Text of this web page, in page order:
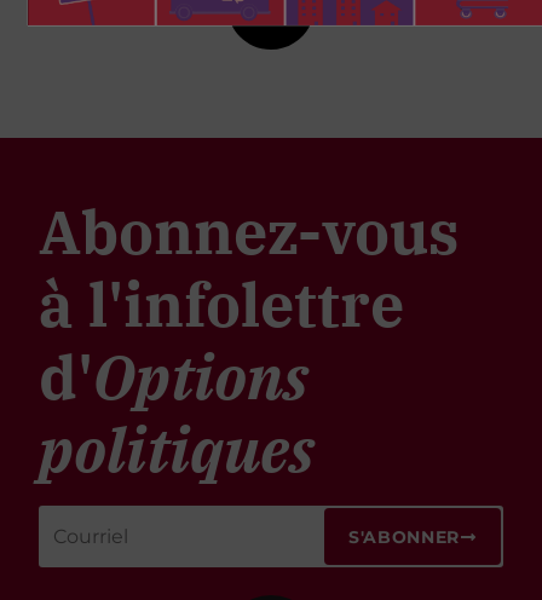
Abonnez-vous
à l'infolettre
d'Options
politiques
S'ABONNER